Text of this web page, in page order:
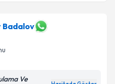
Gönder
için randevu takvimi
randevu almanız
e-posta ile
Badalov
Ve